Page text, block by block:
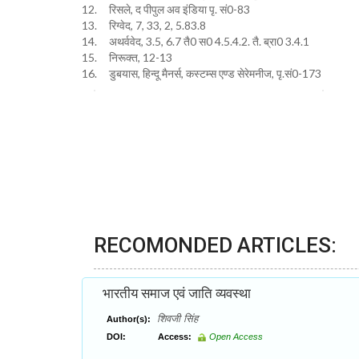
12. रिसले, द पीपुल अव इंडिया पृ. सं0-83
13. रिग्वेद, 7, 33, 2, 5.83.8
14. अथर्ववेद, 3.5, 6.7 तै0 स0 4.5.4.2. तै. ब्रा0 3.4.1
15. निरूक्त, 12-13
16. डुबयास, हिन्दू मैनर्स, कस्टम्स एण्ड सेरेमनीज, पृ.सं0-173
RECOMONDED ARTICLES:
भारतीय समाज एवं जाति व्यवस्था
Author(s): शिवजी सिंह
DOI: Access: Open Access